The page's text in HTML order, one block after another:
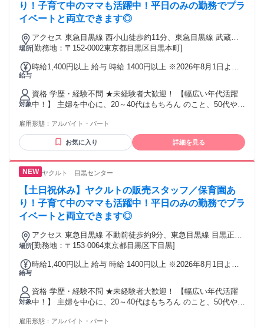
り！子育て中のママも活躍中！平日のみの勤務でプラ
イベートと両立できます◎
場所
アクセス 東急目黒線 西小山徒歩約11分、東急目黒線 武蔵小
山東口徒歩約14分、東急目黒線 洗足徒歩約14分
[勤務地：〒152-0002東京都目黒区目黒本町]
給与
時給1,400円以上 給与 時給 1400円以上 ※2026年8月1日より
※歩合給あり（条件あり） 交通費：交通費支給 交通費助成制
度（上限16,000円/月）
対象
資格 学歴・経験不問 ★未経験者大歓迎！ 【幅広い年代活躍
中！】 主婦を中心に、20～40代はもちろん のこと、50代や
す。 【未経験歓迎！】 みなさん、過去さまざまな仕事につか
れていた方たちばかりです。 営業職、販売職、飲食店、テー
マパーク、など 接客業に携わっていた方はもちろん、 事務職
来た方であれば、即戦力です！
雇用形態： アルバイト・パート
お気に入り 詳細を見る
ヤクルト 目黒センター
【土日祝休み】ヤクルトの販売スタッフ／保育園あ
り！子育て中のママも活躍中！平日のみの勤務でプラ
イベートと両立できます◎
場所
アクセス 東急目黒線 不動前徒歩約9分、東急目黒線 目黒正面
口徒歩約12分、都営三田線 目黒正面口徒歩約12分
[勤務地：〒153-0064東京都目黒区下目黒]
給与
時給1,400円以上 給与 時給 1400円以上 ※2026年8月1日より
※歩合給あり（条件あり） 交通費：交通費支給 交通費助成制
度（上限16,000円/月）
対象
資格 学歴・経験不問 ★未経験者大歓迎！ 【幅広い年代活躍
中！】 主婦を中心に、20～40代はもちろん のこと、50代や
す。 【未経験歓迎！】 みなさん、過去さまざまな仕事につか
雇用形態： アルバイト・パート